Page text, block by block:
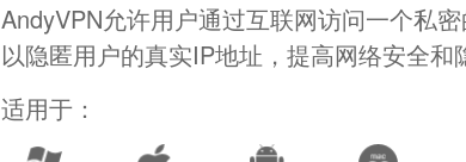
AndyVPN允许用户通过互联网访问一个私
以隐匿用户的真实IP地址，提高网络安全和
适用于：